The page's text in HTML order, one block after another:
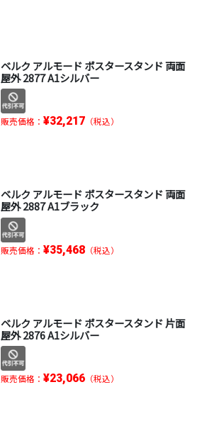
ベルク アルモード ポスタースタンド 両面
屋外 2877 A1シルバー
販売価格： ¥32,217（税込）
ベルク アルモード ポスタースタンド 両面
屋外 2887 A1ブラック
販売価格： ¥35,468（税込）
ベルク アルモード ポスタースタンド 片面
屋外 2876 A1シルバー
販売価格： ¥23,066（税込）